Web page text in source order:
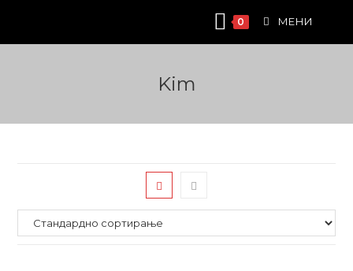
content
0 МЕНИ
Kim